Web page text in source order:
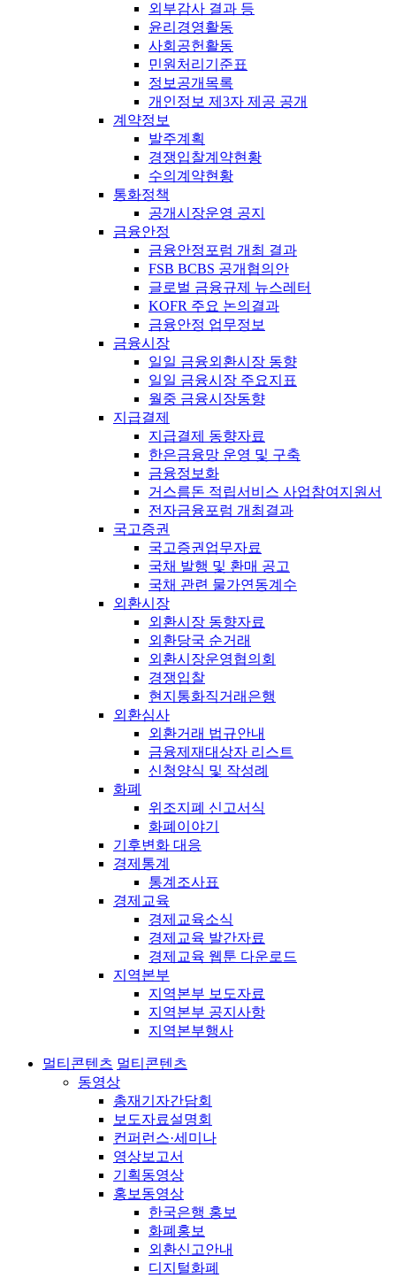
외부감사 결과 등
윤리경영활동
사회공헌활동
민원처리기준표
정보공개목록
개인정보 제3자 제공 공개
계약정보
발주계획
경쟁입찰계약현황
수의계약현황
통화정책
공개시장운영 공지
금융안정
금융안정포럼 개최 결과
FSB BCBS 공개협의안
글로벌 금융규제 뉴스레터
KOFR 주요 논의결과
금융안정 업무정보
금융시장
일일 금융외환시장 동향
일일 금융시장 주요지표
월중 금융시장동향
지급결제
지급결제 동향자료
한은금융망 운영 및 구축
금융정보화
거스름돈 적립서비스 사업참여지원서
전자금융포럼 개최결과
국고증권
국고증권업무자료
국채 발행 및 환매 공고
국채 관련 물가연동계수
외환시장
외환시장 동향자료
외환당국 순거래
외환시장운영협의회
경쟁입찰
현지통화직거래은행
외환심사
외환거래 법규안내
금융제재대상자 리스트
신청양식 및 작성례
화폐
위조지폐 신고서식
화폐이야기
기후변화 대응
경제통계
통계조사표
경제교육
경제교육소식
경제교육 발간자료
경제교육 웹툰 다운로드
지역본부
지역본부 보도자료
지역본부 공지사항
지역본부행사
멀티콘텐츠 멀티콘텐츠
동영상
총재기자간담회
보도자료설명회
컨퍼런스·세미나
영상보고서
기획동영상
홍보동영상
한국은행 홍보
화폐홍보
외환신고안내
디지털화폐